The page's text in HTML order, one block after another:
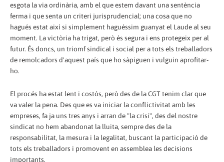
esgota la via ordinària, amb el que estem davant una sentència
ferma i que senta un criteri jurisprudencial; una cosa que no
hagués estat així si simplement haguéssim guanyat el Laude al seu
moment. La victòria ha trigat, però és segura i ens protegeix per al
futur. És doncs, un triomf sindical i social per a tots els treballadors
de remolcadors d'aquest país que ho sàpiguen i vulguin aprofitar-
ho.
El procés ha estat lent i costós, però des de la CGT tenim clar que
va valer la pena. Des que es va iniciar la conflictivitat amb les
empreses, fa ja uns tres anys i arran de "la crisi", des del nostre
sindicat no hem abandonat la lluita, sempre des de la
responsabilitat, la mesura i la legalitat, buscant la participació de
tots els treballadors i promovent en assemblea les decisions
importants.